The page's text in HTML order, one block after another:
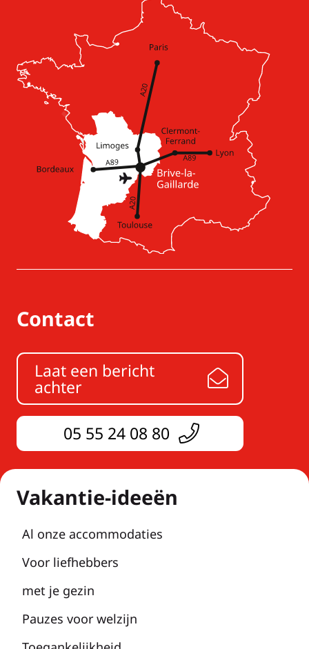
Contact
Laat een bericht
achter
05 55 24 08 80
Vakantie-ideeën
Al onze accommodaties
Voor liefhebbers
met je gezin
Pauzes voor welzijn